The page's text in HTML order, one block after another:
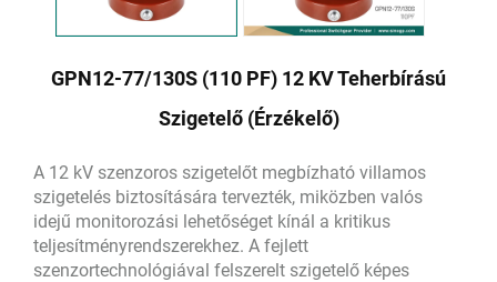
GPN12-77/130S (110 PF) 12 KV Teherbírású
Szigetelő (érzékelő)
A 12 kV szenzoros szigetelőt megbízható villamos
szigetelés biztosítására tervezték, miközben valós
idejű monitorozási lehetőséget kínál a kritikus
teljesítményrendszerekhez. A fejlett
szenzortechnológiával felszerelt szigetelő képes